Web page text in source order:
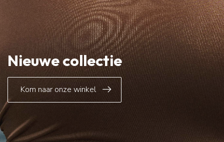
Nieuwe collectie
Kom naar onze winkel